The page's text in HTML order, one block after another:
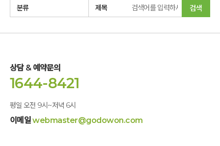
너무 함부로 대하지 않았냐는 자책감으로 몸과 마음이 매우
힘들었던 상황에서 정말 꿀처럼 달콤한 시간을 보내고 왔습니다.
되시길 소망 합니다.
나아지지 않았습니다. 야간통으로 시작한 통증은 낮에도 근무가
어려울 지경까지 왔을 때,문득 맨발걷기(어싱)를 해볼까 하는
포기할까 하는 마음이 들었습니다.하지만 야간통을
떠올리니우산을 펼쳐들고 철벅철벅 공원 둘레길을 걷게
잠자리에 들었습니다.발치에서 자던 강아지 낑낑대는 소리에
눈을 뜨니 새벽 4시,깜놀!이게 무슨 일이지?다 저녁까지도 어깨
통증에 이리저리 자세를 바꾸며 간신히 누웠었는데,어찌된
검색
상담 & 예약문의
1644-8421
평일 오전 9시~저녁 6시
이메일webmaster@godowon.com